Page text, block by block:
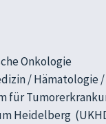
Onkologie
/ Hämatologie
für
Heidelberg